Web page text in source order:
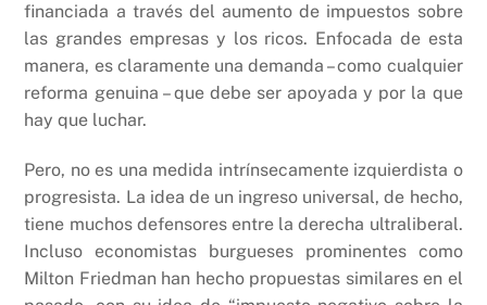
financiada a través del aumento de impuestos sobre
las grandes empresas y los ricos. Enfocada de esta
manera, es claramente una demanda – como cualquier
reforma genuina – que debe ser apoyada y por la que
hay que luchar.
Pero, no es una medida intrínsecamente izquierdista o
progresista. La idea de un ingreso universal, de hecho,
tiene muchos defensores entre la derecha ultraliberal.
Incluso economistas burgueses prominentes como
Milton Friedman han hecho propuestas similares en el